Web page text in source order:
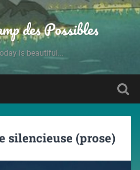
des Possibles
is beautiful...
silencieuse (prose)